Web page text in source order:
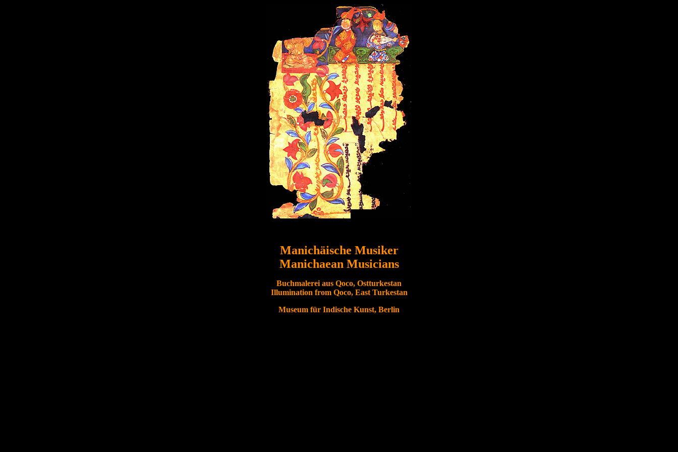
Manichäische Musiker
Manichaean Musicians
Buchmalerei aus Qoco, Ostturkestan
Illumination from Qoco, East Turkestan
Museum für Indische Kunst, Berlin